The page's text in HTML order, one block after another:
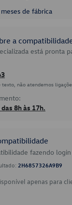
de fábrica
a
está pronta
texto, não atendemos
8h às 17h.
fazendo
2H6857326A9B9
apenas para